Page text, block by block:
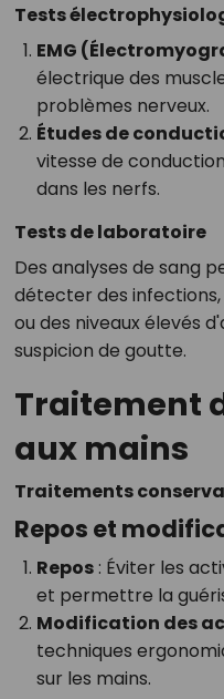
Tests
EMG
électrique des
problèmes nerveux.
Études de
vitesse de
dans les nerfs.
Tests de laboratoire
Des analyses de sang
détecter des
ou des niveaux élevés
suspicion de goutte.
Traitement
aux mains
Traitements
Repos et
Repos: Éviter les
et permettre la
Modification des
techniques
sur les mains.